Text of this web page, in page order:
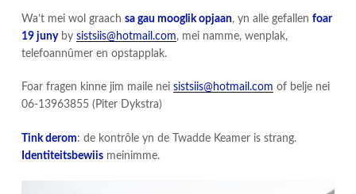
​Wa’t mei wol graach sa gau mooglik opjaan, yn alle gefallen foar
19 junyby sistsiis@hotmail.com, mei namme, wenplak,
telefoannûmer en opstapplak.
Foar fragen kinne jim maile nei sistsiis@hotmail.com of belje nei
06-13963855 (Piter Dykstra)
Tink derom: de kontrôle yn de Twadde Keamer is strang.
Identiteitsbewiis meinimme.